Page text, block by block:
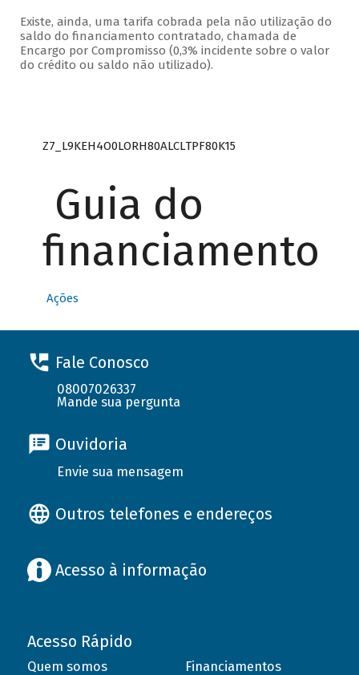
Existe, ainda, uma tarifa cobrada pela não utilização do
saldo do financiamento contratado, chamada de
Encargo por Compromisso (0,3% incidente sobre o valor
do crédito ou saldo não utilizado).
Z7_L9KEH4O0LORH80ALCLTPF80K15
Guia do
financiamento
Ações
Fale Conosco
08007026337
Mande sua pergunta
Ouvidoria
Envie sua mensagem
Outros telefones e endereços
Acesso à informação
Acesso Rápido
Quem somos
Financiamentos